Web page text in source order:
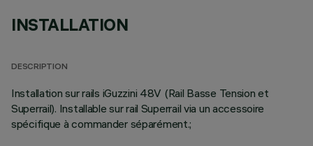
INSTALLATION
DESCRIPTION
Installation sur rails iGuzzini 48V (Rail Basse Tension et
Superrail). Installable sur rail Superrail via un accessoire
spécifique à commander séparément.;